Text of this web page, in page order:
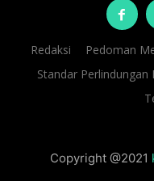
Redaksi Pedoman
Standar
Copyright @2021